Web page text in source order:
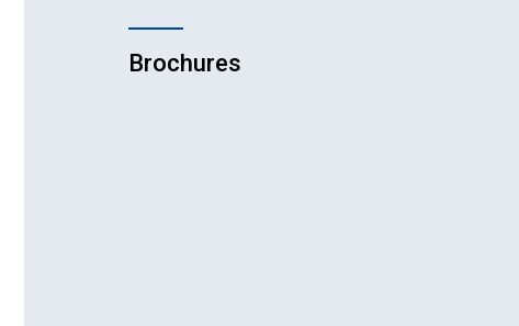
Brochures